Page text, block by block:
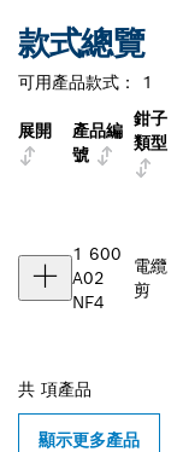
款式總覽
可用產品款式： 1
展開
產品編
號
鉗子
類型
1 600
A02
NF4
電纜
剪
共 項產品
顯示更多產品